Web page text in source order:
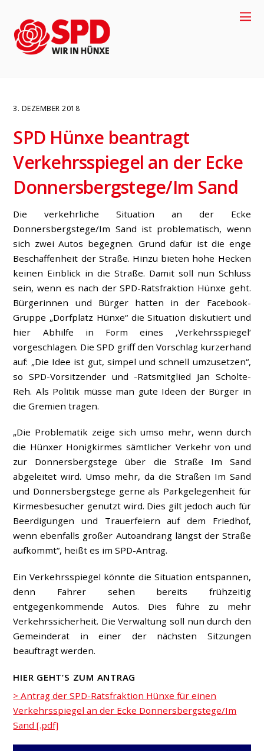
3. DEZEMBER 2018
SPD Hünxe beantragt
Verkehrsspiegel an der Ecke
Donnersbergstege/Im Sand
Die verkehrliche Situation an der Ecke
Donnersbergstege/Im Sand ist problematisch, wenn
sich zwei Autos begegnen. Grund dafür ist die enge
Beschaffenheit der Straße. Hinzu bieten hohe Hecken
keinen Einblick in die Straße. Damit soll nun Schluss
sein, wenn es nach der SPD-Ratsfraktion Hünxe geht.
Bürgerinnen und Bürger hatten in der Facebook-
Gruppe „Dorfplatz Hünxe“ die Situation diskutiert und
hier Abhilfe in Form eines ‚Verkehrsspiegel‘
vorgeschlagen. Die SPD griff den Vorschlag kurzerhand
auf: „Die Idee ist gut, simpel und schnell umzusetzen“,
so SPD-Vorsitzender und -Ratsmitglied Jan Scholte-
Reh. Als Politik müsse man gute Ideen der Bürger in
die Gremien tragen.
„Die Problematik zeige sich umso mehr, wenn durch
die Hünxer Honigkirmes sämtlicher Verkehr von und
zur Donnersbergstege über die Straße Im Sand
abgeleitet wird. Umso mehr, da die Straßen Im Sand
und Donnersbergstege gerne als Parkgelegenheit für
Kirmesbesucher genutzt wird. Dies gilt jedoch auch für
Beerdigungen und Trauerfeiern auf dem Friedhof,
wenn ebenfalls großer Autoandrang längst der Straße
aufkommt“, heißt es im SPD-Antrag.
Ein Verkehrsspiegel könnte die Situation entspannen,
denn Fahrer sehen bereits frühzeitig
entgegenkommende Autos. Dies führe zu mehr
Verkehrssicherheit. Die Verwaltung soll nun durch den
Gemeinderat in einer der nächsten Sitzungen
beauftragt werden.
HIER GEHT’S ZUM ANTRAG
> Antrag der SPD-Ratsfraktion Hünxe für einen
Verkehrsspiegel an der Ecke Donnersbergstege/Im
Sand [.pdf]